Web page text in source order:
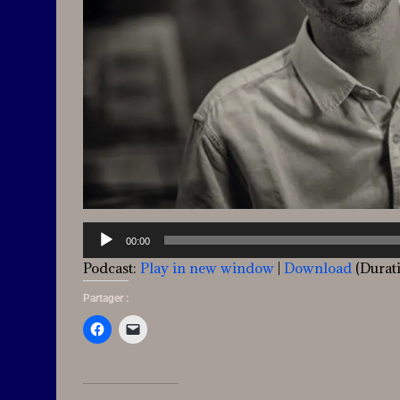
Lecteur
audio
00:00
Podcast: Play in new window | Download
Partager :